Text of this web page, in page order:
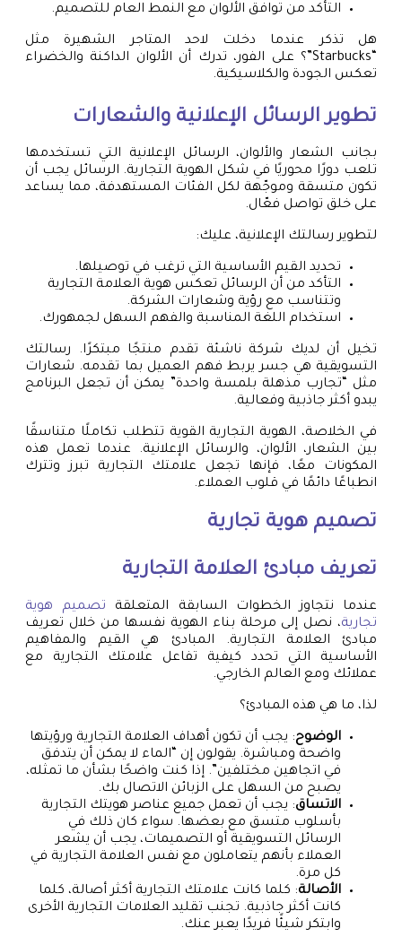
التأكد من توافق الألوان مع النمط العام للتصميم.
هل تذكر عندما دخلت لاحد المتاجر الشهيرة مثل
“Starbucks”؟ على الفور، تدرك أن الألوان الداكنة والخضراء
تعكس الجودة والكلاسيكية.
تطوير الرسائل الإعلانية والشعارات
بجانب الشعار والألوان، الرسائل الإعلانية التي تستخدمها
تلعب دورًا محوريًا في شكل الهوية التجارية. الرسائل يجب أن
تكون متسقة وموجّهة لكل الفئات المستهدفة، مما يساعد
على خلق تواصل فعّال.
لتطوير رسالتك الإعلانية، عليك:
تحديد القيم الأساسية التي ترغب في توصيلها.
التأكد من أن الرسائل تعكس هوية العلامة التجارية
وتتناسب مع رؤية وشعارات الشركة.
استخدام اللغة المناسبة والفهم السهل لجمهورك.
تخيل أن لديك شركة ناشئة تقدم منتجًا مبتكرًا. رسالتك
التسويقية هي جسر يربط فهم العميل بما تقدمه. شعارات
مثل “تجارب مذهلة بلمسة واحدة” يمكن أن تجعل البرنامج
يبدو أكثر جاذبية وفعالية.
في الخلاصة، الهوية التجارية القوية تتطلب تكاملًا متناسقًا
بين الشعار، الألوان، والرسائل الإعلانية. عندما تعمل هذه
المكونات معًا، فإنها تجعل علامتك التجارية تبرز وتترك
انطباعًا دائمًا في قلوب العملاء.
تصميم هوية تجارية
تعريف مبادئ العلامة التجارية
عندما نتجاوز الخطوات السابقة المتعلقة تصميم هوية
تجارية، نصل إلى مرحلة بناء الهوية نفسها من خلال تعريف
مبادئ العلامة التجارية. المبادئ هي القيم والمفاهيم
الأساسية التي تحدد كيفية تفاعل علامتك التجارية مع
عملائك ومع العالم الخارجي.
لذا، ما هي هذه المبادئ؟
الوضوح: يجب أن تكون أهداف العلامة التجارية ورؤيتها
واضحة ومباشرة. يقولون إن “الماء لا يمكن أن يتدفق
في اتجاهين مختلفين”. إذا كنت واضحًا بشأن ما تمثله،
يصبح من السهل على الزبائن الاتصال بك.
الاتساق: يجب أن تعمل جميع عناصر هويتك التجارية
بأسلوب متسق مع بعضها. سواء كان ذلك في
الرسائل التسويقية أو التصميمات، يجب أن يشعر
العملاء بأنهم يتعاملون مع نفس العلامة التجارية في
كل مرة.
الأصالة: كلما كانت علامتك التجارية أكثر أصالة، كلما
كانت أكثر جاذبية. تجنب تقليد العلامات التجارية الأخرى
وابتكر شيئًا فريدًا يعبر عنك.